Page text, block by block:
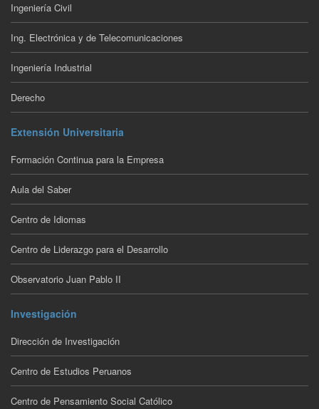
Ingeniería Civil
Ing. Electrónica y de Telecomunicaciones
Ingeniería Industrial
Derecho
Extensión Universitaria
Formación Continua para la Empresa
Aula del Saber
Centro de Idiomas
Centro de Liderazgo para el Desarrollo
Observatorio Juan Pablo II
Investigación
Dirección de Investigación
Centro de Estudios Peruanos
Centro de Pensamiento Social Católico